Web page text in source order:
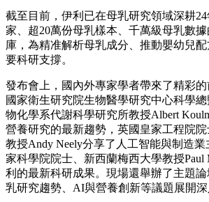
截至目前，伊利已在母乳研究領域深耕
家、超20萬份母乳樣本、千萬級母乳數
庫，為精准解析母乳成分、推動嬰幼兒
要科研支撐。
發布會上，國內外專家學者帶來了精彩
國家衛生研究院生物醫學研究中心科學
物化學系代謝科學研究所教授Albert
營養研究的最新趨勢，英國皇家工程院
教授Andy Neely分享了人工智能與制造
家科學院院士、新西蘭梅西大學教授Paul
利的最新科研成果。現場還舉辦了主題
乳研究趨勢、AI與營養創新等議題展開深